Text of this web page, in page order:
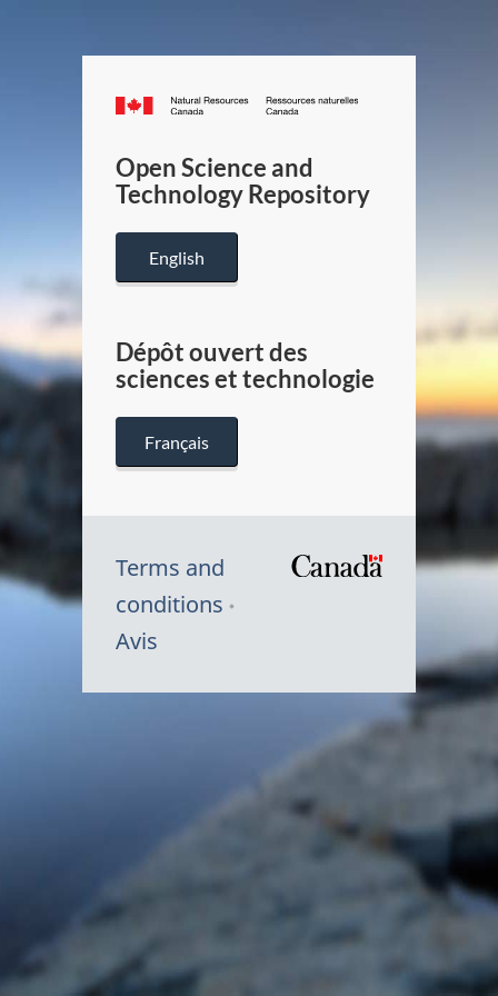
Canada.ca
/
Canada
Open Science and
Technology Repository
English
Dépôt ouvert des
sciences et technologie
Français
Terms and
conditions
Avis
du